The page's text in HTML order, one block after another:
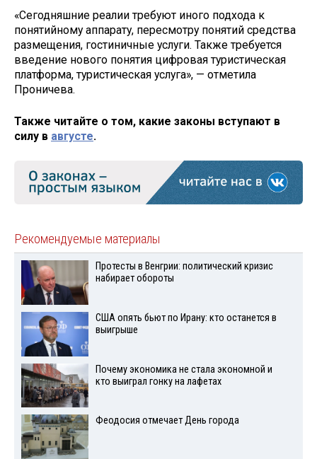
«Сегодняшние реалии требуют иного подхода к
понятийному аппарату, пересмотру понятий средства
размещения, гостиничные услуги. Также требуется
введение нового понятия цифровая туристическая
платформа, туристическая услуга», — отметила
Проничева.
Также читайте о том, какие законы вступают в
силу в августе.
Рекомендуемые материалы
Протесты в Венгрии: политический кризис
набирает обороты
США опять бьют по Ирану: кто останется в
выигрыше
Почему экономика не стала экономной и
кто выиграл гонку на лафетах
Феодосия отмечает День города